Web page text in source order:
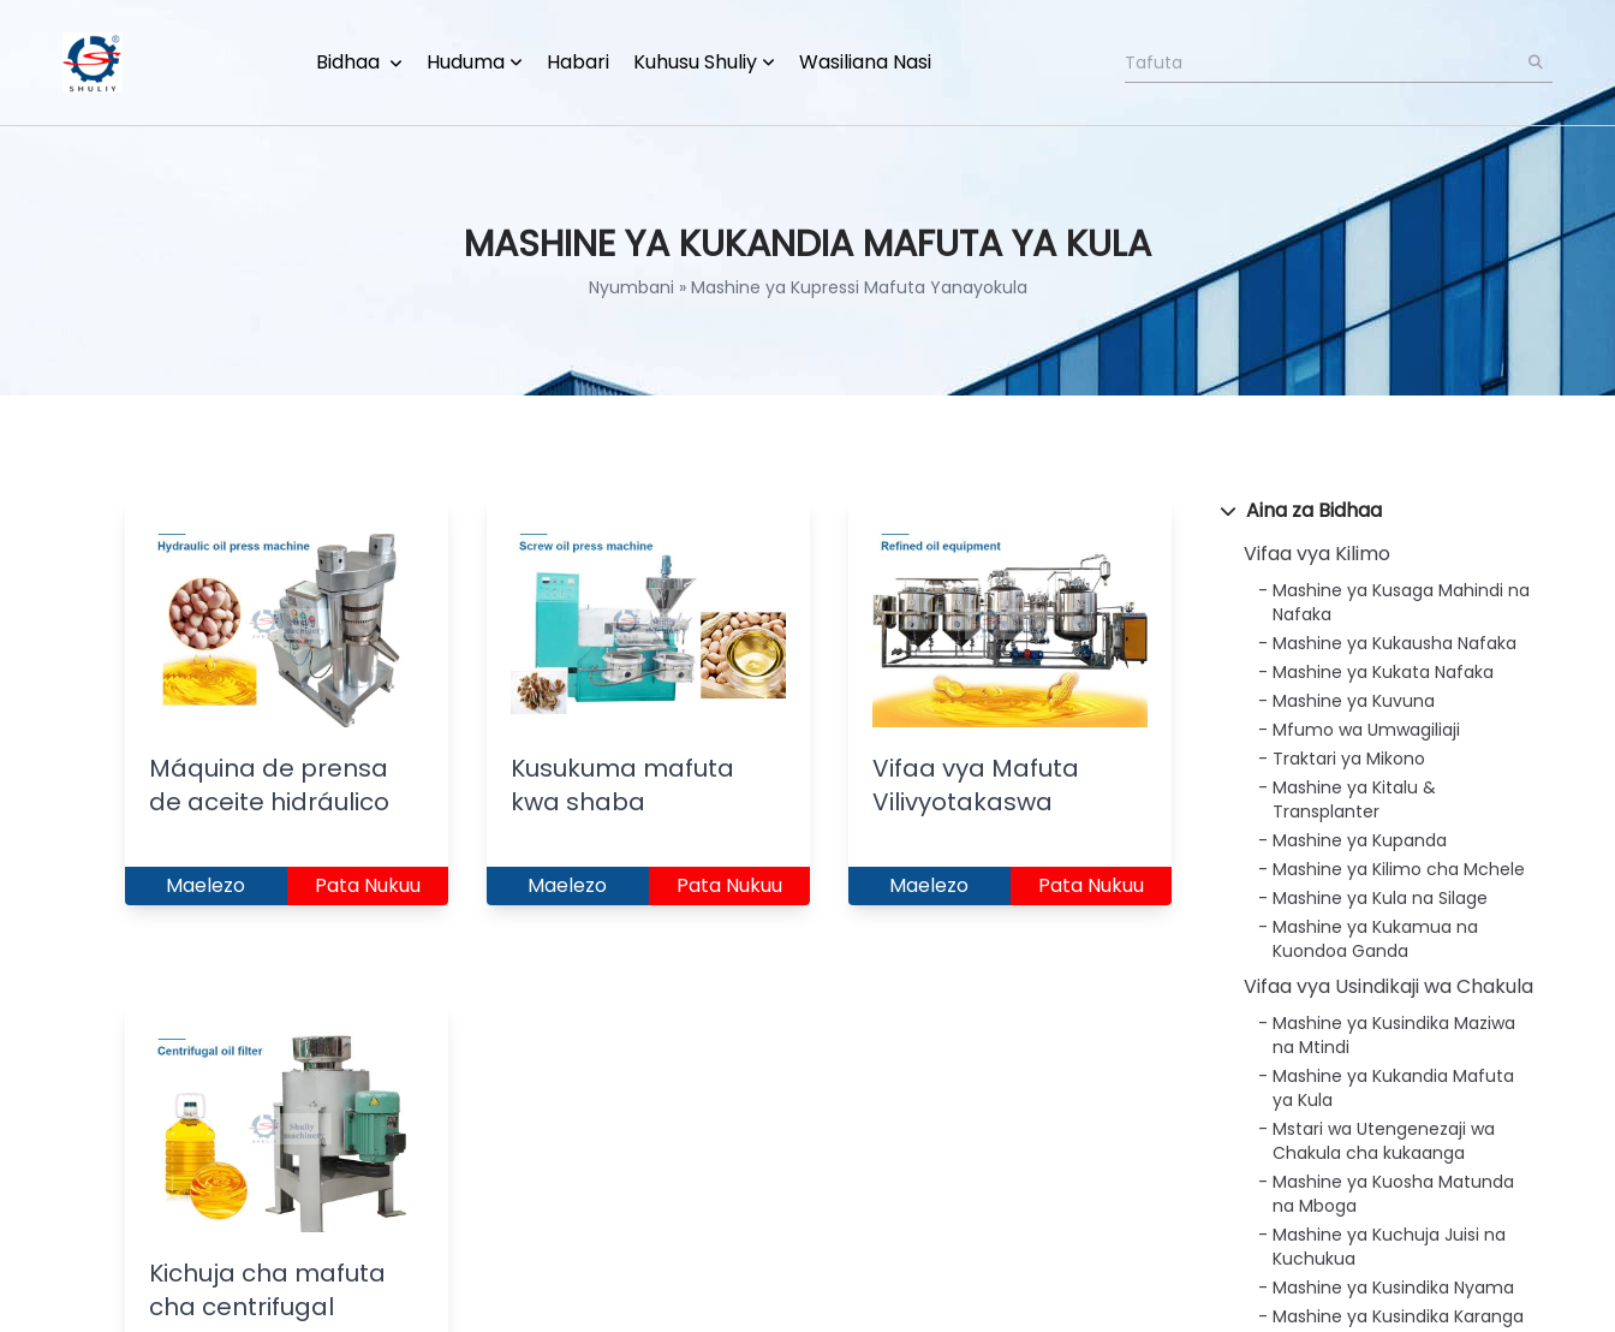
Bidhaa Huduma Habari Kuhusu Shuliy Wasiliana Nasi
MASHINE YA KUKANDIA MAFUTA YA KULA
Nyumbani » Mashine ya Kupressi Mafuta Yanayokula
Aina za Bidhaa
Vifaa vya Kilimo
Mashine ya Kusaga Mahindi na
Nafaka
Mashine ya Kukausha Nafaka
Mashine ya Kukata Nafaka
Mashine ya Kuvuna
Mfumo wa Umwagiliaji
Traktari ya Mikono
Mashine ya Kitalu &
Transplanter
Mashine ya Kupanda
Mashine ya Kilimo cha Mchele
Mashine ya Kula na Silage
Mashine ya Kukamua na
Kuondoa Ganda
Vifaa vya Usindikaji wa Chakula
Mashine ya Kusindika Maziwa
na Mtindi
Mashine ya Kukandia Mafuta
ya Kula
Mstari wa Utengenezaji wa
Chakula cha kukaanga
Mashine ya Kuosha Matunda
na Mboga
Mashine ya Kuchuja Juisi na
Kuchukua
Mashine ya Kusindika Nyama
Mashine ya Kusindika Karanga
Máquina de prensa
de aceite hidráulico
Maelezo Pata Nukuu
Kusukuma mafuta
kwa shaba
Maelezo Pata Nukuu
Vifaa vya Mafuta
Vilivyotakaswa
Maelezo Pata Nukuu
Kichuja cha mafuta
cha centrifugal